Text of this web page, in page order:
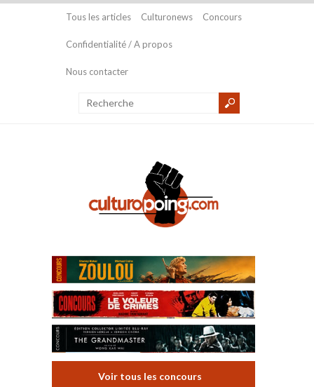
Tous les articles Culturonews Concours
Confidentialité / A propos
Nous contacter
Voir tous les concours